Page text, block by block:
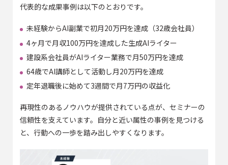
代表的な成果事例は以下のとおりです。
未経験からAI副業で初月20万円を達成（32歳会社員）
4ヶ月で月収100万円を達成した生成AIライター
建設系会社員がAIライター業務で月50万円を達成
64歳でAI講師として活動し月20万円を達成
定年退職後に始めて3週間で月7万円の収益化
再現性のあるノウハウが提供されている点が、セミナーの
信頼性を支えています。自分と近い属性の事例を見つける
と、行動への一歩を踏み出しやすくなります。